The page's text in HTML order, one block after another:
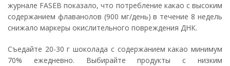
журнале FASEB показало, что потребление какао с высоким
содержанием флаванолов (900 мг/день) в течение 8 недель
снижало маркеры окислительного повреждения ДНК.
Съедайте 20-30 г шоколада с содержанием какао минимум
70% ежедневно. Выбирайте продукты с низким